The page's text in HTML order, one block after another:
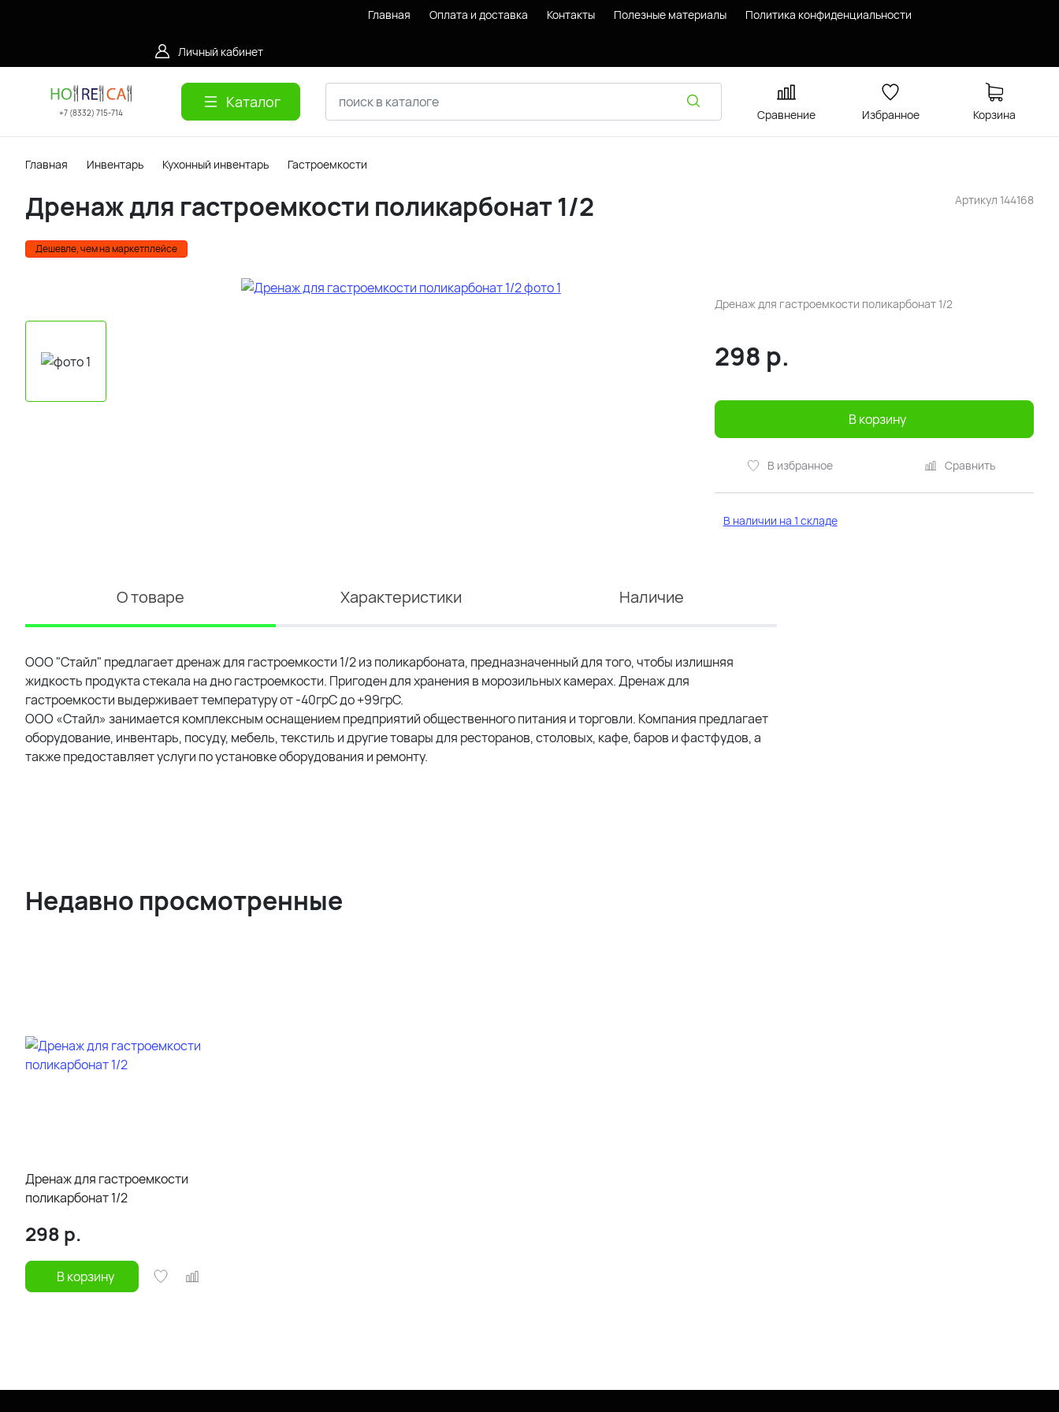
Главная Оплата и доставка Контакты Полезные материалы Политика конфиденциальности
Личный кабинет
+7 (8332) 715-714
Каталог
Сравнение Избранное Корзина
Главная Инвентарь Кухонный инвентарь Гастроемкости
Артикул 144168
Дренаж для гастроемкости поликарбонат 1/2
Дешевле, чем на маркетплейсе
Дренаж для гастроемкости поликарбонат 1/2
298 р.
В корзину
В избранное Сравнить
В наличии на 1 складе
О товаре Характеристики Наличие
ООО "Стайл" предлагает дренаж для гастроемкости 1/2 из поликарбоната, предназначенный для того, чтобы излишняя
жидкость продукта стекала на дно гастроемкости. Пригоден для хранения в морозильных камерах. Дренаж для
гастроемкости выдерживает температуру от -40грС до +99грС.
ООО «Стайл» занимается комплексным оснащением предприятий общественного питания и торговли. Компания предлагает
оборудование, инвентарь, посуду, мебель, текстиль и другие товары для ресторанов, столовых, кафе, баров и фастфудов, а
также предоставляет услуги по установке оборудования и ремонту.
Недавно просмотренные
Дренаж для гастроемкости
поликарбонат 1/2
298 р.
В корзину